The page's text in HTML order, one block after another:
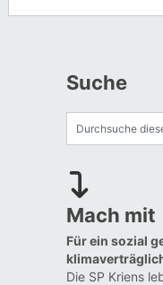
Suche
Mach mit
Für ein sozial
Die SP Kriens